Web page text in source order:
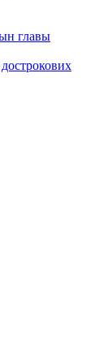
главы